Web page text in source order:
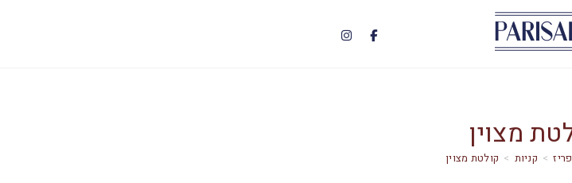
מצוין
פריז > קניות > קולטת מצוין